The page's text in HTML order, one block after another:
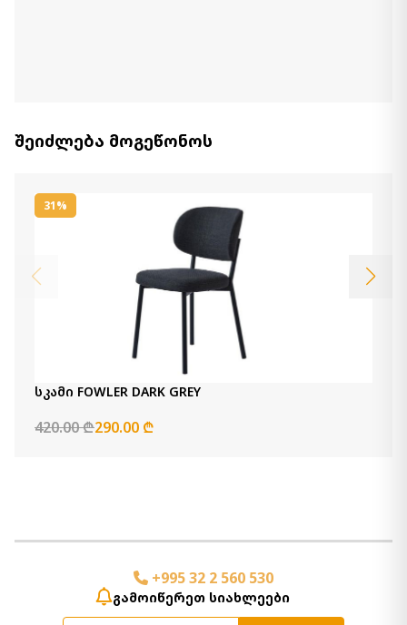
შეიძლება მოგეწონოს
31%
სკამი FOWLER DARK GREY
420.00 ₾290.00 ₾
+995 32 2 560 530
გამოიწერეთ სიახლეები